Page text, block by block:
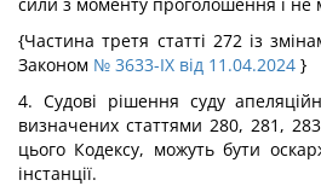
{Частина третя статті 272 із
Законом № 3633-IX від 11.04.2024 }
4. Судові рішення суду
визначених статтями 280, 281,
цього Кодексу, можуть бути
інстанції.